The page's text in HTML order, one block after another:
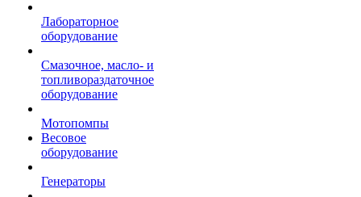
Лабораторное
оборудование
Смазочное, масло- и
топливораздаточное
оборудование
Мотопомпы
Весовое
оборудование
Генераторы